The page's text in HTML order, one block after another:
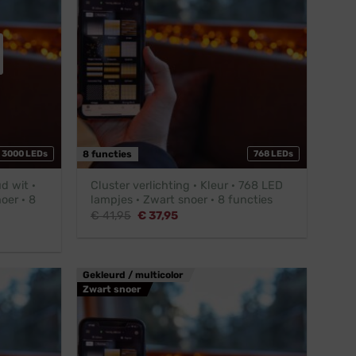
3000 LEDs
wit ·
· 8
768 LEDs
8 functies
Cluster verlichting · Kleur · 768 LED
lampjes · Zwart snoer · 8 functies
€41,95 Oorspronkelijke
€37,95Huidige
Gekleurd / multicolor
Zwart snoer